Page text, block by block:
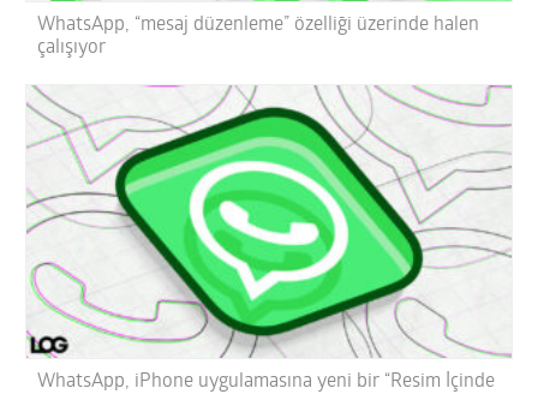
WhatsApp, “mesaj düzenleme” özelliği üzerinde halen
çalışıyor
WhatsApp, iPhone uygulamasına yeni bir “Resim İçinde